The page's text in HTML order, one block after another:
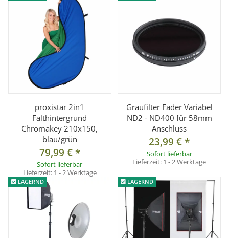
proxistar 2in1
Falthintergrund
Chromakey 210x150,
blau/grün
79,99 €*
Sofort lieferbar
Lieferzeit: 1 - 2 Werktage
Graufilter Fader Variabel
ND2 - ND400 für 58mm
Anschluss
23,99 €*
Sofort lieferbar
Lieferzeit: 1 - 2 Werktage
LAGERND LAGERND